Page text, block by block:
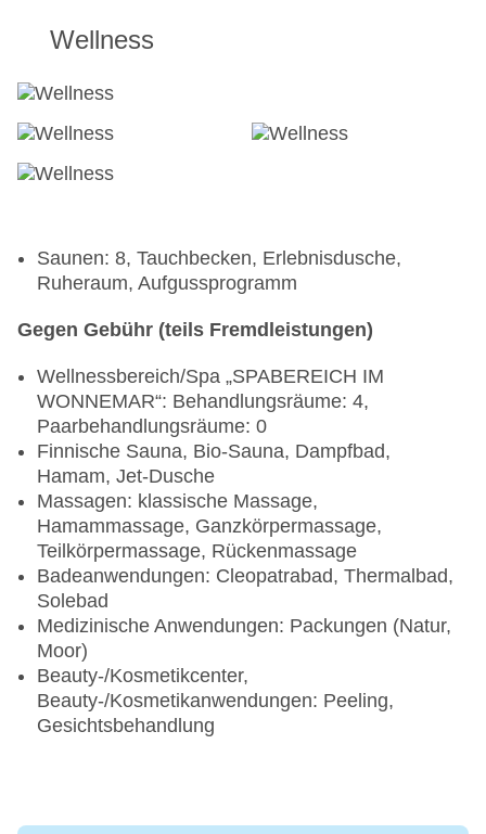
Wellness
Saunen: 8, Tauchbecken, Erlebnisdusche,
Ruheraum, Aufgussprogramm
Gegen Gebühr (teils Fremdleistungen)
Wellnessbereich/Spa „SPABEREICH IM
WONNEMAR“: Behandlungsräume: 4,
Paarbehandlungsräume: 0
Finnische Sauna, Bio-Sauna, Dampfbad,
Hamam, Jet-Dusche
Massagen: klassische Massage,
Hamammassage, Ganzkörpermassage,
Teilkörpermassage, Rückenmassage
Badeanwendungen: Cleopatrabad, Thermalbad,
Solebad
Medizinische Anwendungen: Packungen (Natur,
Moor)
Beauty-/Kosmetikcenter,
Beauty-/Kosmetikanwendungen: Peeling,
Gesichtsbehandlung